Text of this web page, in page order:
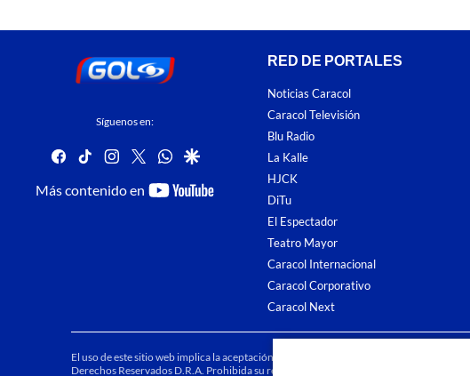
Síguenos en:
facebook
tiktokinstagram
twitterwhatsapp
google
Más contenido en
youtube-
RED DE PORTALES
Noticias Caracol
Caracol Televisión
Blu Radio
La Kalle
HJCK
DiTu
El Espectador
Teatro Mayor
Caracol Internacional
Caracol Corporativo
Caracol Next
El uso de este sitio web implica la aceptación de los
Derechos Reservados D.R.A. Prohibida su reproducción total o parcial, así como su